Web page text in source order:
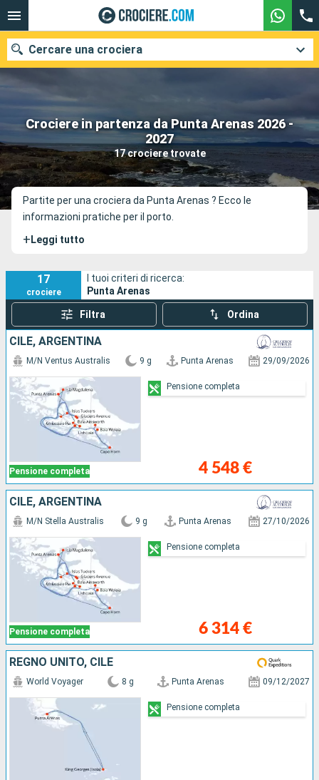
Crociere in partenza da Punta Arenas 2026 -
2027
17 crociere trovate
Cercare una crociera
Le nostre destinazioni
Mesi di partenza
Porti Compagnie
Partite per una crociera da Punta Arenas ? Ecco le
informazioni pratiche per il porto.
+ Leggi tutto
17
crociere
I tuoi criteri di ricerca:
Punta Arenas
Filtra Ordina
CILE, ARGENTINA
Pensione completa
M/N Ventus Australis 9 g Punta Arenas 29/09/2026
4 548 €
Pensione completa
CILE, ARGENTINA
Pensione completa
M/N Stella Australis 9 g Punta Arenas 27/10/2026
6 314 €
Pensione completa
REGNO UNITO, CILE
World Voyager 8 g Punta Arenas 09/12/2027
Pensione completa